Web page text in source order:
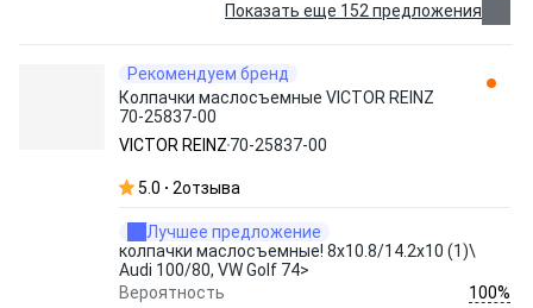
Показать еще 152 предложения
Рекомендуем бренд
Колпачки маслосъемные VICTOR REINZ
70-25837-00
VICTOR REINZ 70-25837-00
5.0 2отзыва
Лучшее предложение
колпачки маслосъемные! 8x10.8/14.2x10 (1)\
Audi 100/80, VW Golf 74>
Вероятность
100%